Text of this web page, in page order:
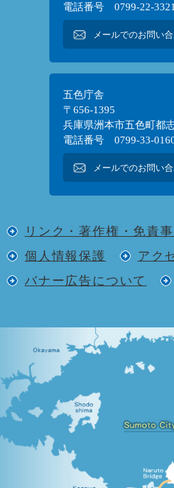
電話番号 0799-22-
メールでのお問い
五色庁舎
〒656-1395
兵庫県洲本市五色町都
電話番号 0799-33-
メールでのお問い
リンク・著作権・免責
個人情報保護
アク
バナー広告について